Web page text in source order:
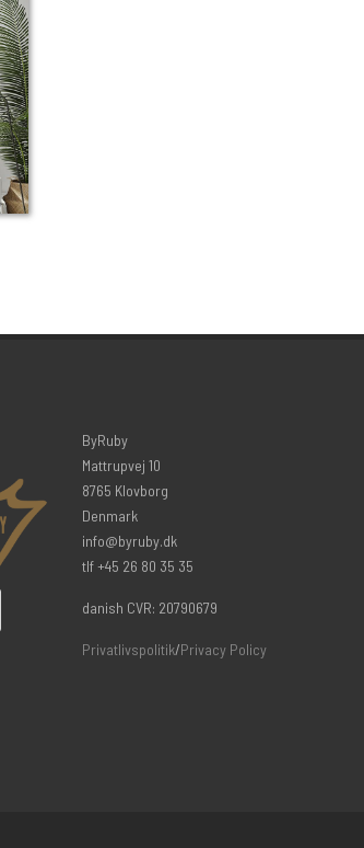
ByRuby
Mattrupvej 10
8765 Klovborg
Denmark
info@byruby.dk
tlf +45 26 80 35 35
danish CVR: 20790679
Privatlivspolitik/Privacy Policy